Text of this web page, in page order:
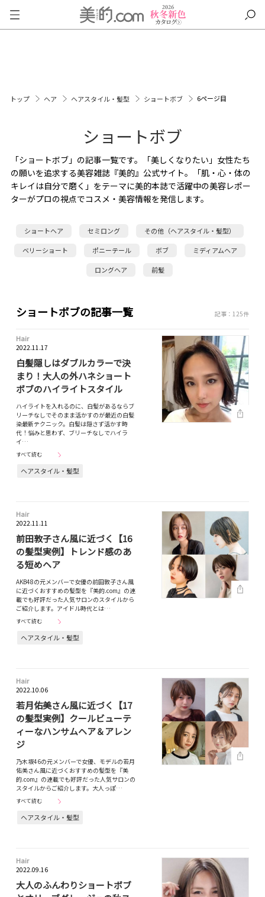
トップ ヘア ヘアスタイル・髪型 ショートボブ 6ページ目
ショートボブ
「ショートボブ」の記事一覧です。「美しくなりたい」女性たち
の願いを追求する美容雑誌『美的』公式サイト。「肌・心・体の
キレイは自分で磨く」をテーマに美的本誌で活躍中の美容レポー
ターがプロの視点でコスメ・美容情報を発信します。
ショートヘア セミロング その他（ヘアスタイル・髪型）
ベリーショート ポニーテール ボブ ミディアムヘア
ロングヘア 前髪
ショートボブの記事一覧 記事：125件
Hair
2022.11.17
白髪隠しはダブルカラーで決
まり！大人の外ハネショート
ボブのハイライトスタイル
ハイライトを入れるのに、白髪があるならブ
リーチなしでそのまま活かすのが最近の白髪
染最新テクニック。白髪は隠さず活かす時
代！悩みと思わず、ブリーチなしでハイラ
イ…
すべて読む
ヘアスタイル・髪型
Hair
2022.11.11
前田敦子さん風に近づく【16
の髪型実例】トレンド感のあ
る短めヘア
AKB48の元メンバーで女優の前田敦子さん風
に近づくおすすめの髪型を『美的.com』の連
載でも好評だった人気サロンのスタイルから
ご紹介します。アイドル時代とは…
すべて読む
ヘアスタイル・髪型
Hair
2022.10.06
若月佑美さん風に近づく【17
の髪型実例】クールビューテ
ィーなハンサムヘア＆アレン
ジ
乃木坂46の元メンバーで女優、モデルの若月
佑美さん風に近づくおすすめの髪型を『美
的.com』の連載でも好評だった人気サロンの
スタイルからご紹介します。大人っぽ…
すべて読む
ヘアスタイル・髪型
Hair
2022.09.16
大人のふんわりショートボブ